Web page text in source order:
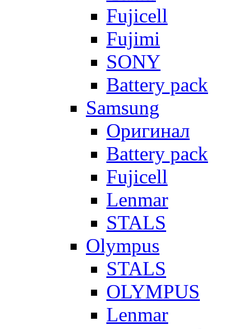
Fujicell
Fujimi
SONY
Battery pack
Samsung
Оригинал
Battery pack
Fujicell
Lenmar
STALS
Olympus
STALS
OLYMPUS
Lenmar